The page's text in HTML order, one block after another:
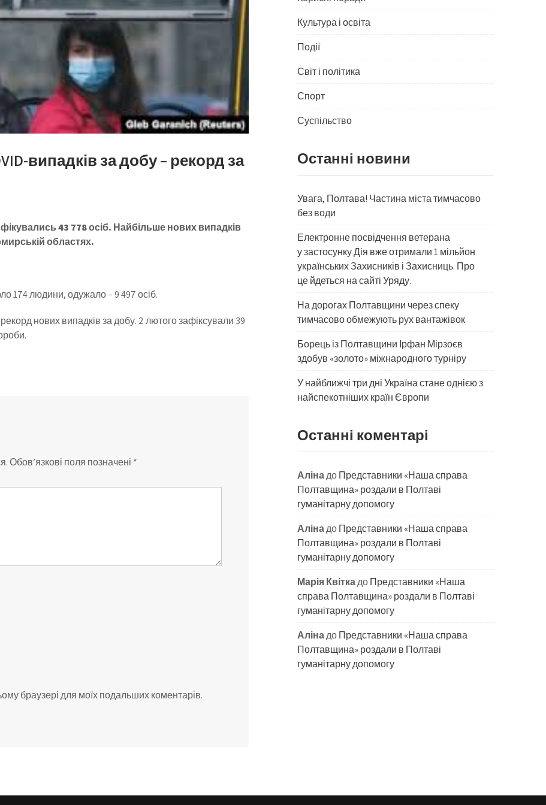
випадків за добу – рекорд за
43 778 осіб. Найбільше нових випадків
областях.
174 людини, одужало – 9 497 осіб.
нових випадків за добу. 2 лютого зафіксували 39
Обов’язкові поля позначені *
браузері для моїх подальших коментарів.
Культура і освіта
Події
Світ і політика
Спорт
Суспільство
Останні новини
Увага, Полтава! Частина міста тимчасово
без води
Електронне посвідчення ветерана
у застосунку Дія вже отримали 1 мільйон
українських Захисників і Захисниць. Про
це йдеться на сайті Уряду.
На дорогах Полтавщини через спеку
тимчасово обмежують рух вантажівок
Борець із Полтавщини Ірфан Мірзоєв
здобув «золото» міжнародного турніру
​У найближчі три дні Україна стане однією з
найспекотніших країн Європи
Останні коментарі
АлінадоПредставники «Наша справа
Полтавщина» роздали в Полтаві
гуманітарну допомогу
АлінадоПредставники «Наша справа
Полтавщина» роздали в Полтаві
гуманітарну допомогу
Марія КвіткадоПредставники «Наша
справа Полтавщина» роздали в Полтаві
гуманітарну допомогу
АлінадоПредставники «Наша справа
Полтавщина» роздали в Полтаві
гуманітарну допомогу